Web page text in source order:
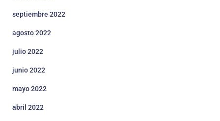
septiembre 2022
agosto 2022
julio 2022
junio 2022
mayo 2022
abril 2022